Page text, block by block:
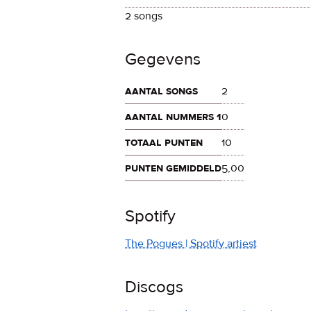
2 songs
Gegevens
aantal songs
2
aantal nummers 10
totaal punten
10
punten gemiddeld5,00
Spotify
The Pogues | Spotify artiest
Discogs